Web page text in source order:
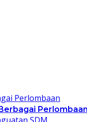
Perlombaan